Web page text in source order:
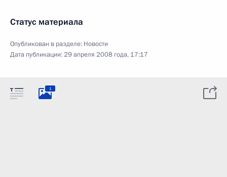
Статус материала
Опубликован в разделе: Новости
Дата публикации:29 апреля 2008 года, 17:17
1